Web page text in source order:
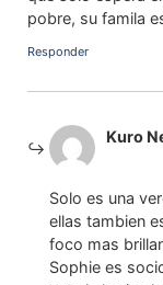
pobre, su famila
Responder
Kuro
Solo es una
ellas tambien
foco mas
Sophie es